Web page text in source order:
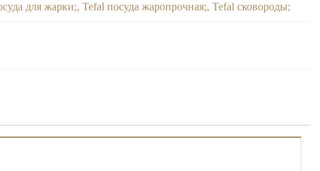
для жарки ,Tefal посуда жаропрочная ,Tefal сковороды